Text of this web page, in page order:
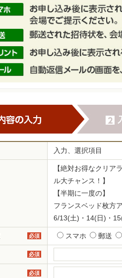
入力、選択項目
【絶対お得なクリア
ル大チャンス！】
【半期に一度の】
フランスベッド枚方
6/13(土)・14(日)・
必須 スマホ 郵送
必須
必須